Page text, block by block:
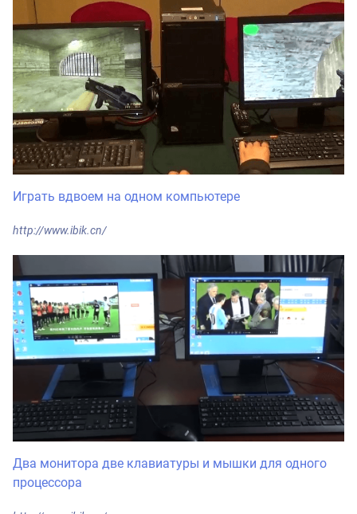
Играть вдвоем на одном компьютере
http://www.ibik.cn/
Два монитора две клавиатуры и мышки для одного
процессора